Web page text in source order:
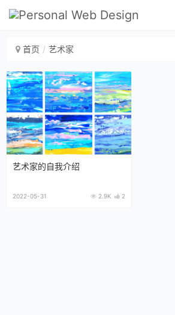
首页 艺术家
艺术家的自我介绍
2022-05-31 2.9K 2